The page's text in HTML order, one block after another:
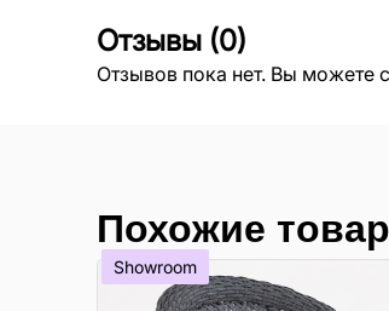
Отзывы (0)
Отзывов пока нет. Вы можете
Похожие
Showroom